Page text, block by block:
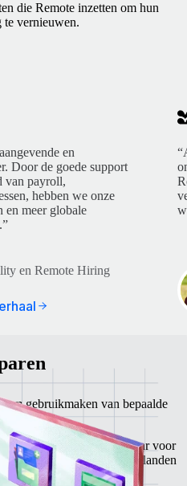
die Remote inzetten om hun
te vernieuwen.
en
Door de goede support
van payroll,
hebben we onze
en meer globale
en Remote Hiring
gebruikmaken van bepaalde
landen.
is beschikbaar voor
naar de volgende landen